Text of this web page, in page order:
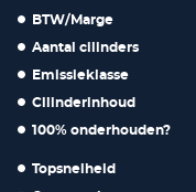
BTW/Marge
Aantal cilinders
Emissieklasse
Cilinderinhoud
100% onderhouden?
Topsnelheid